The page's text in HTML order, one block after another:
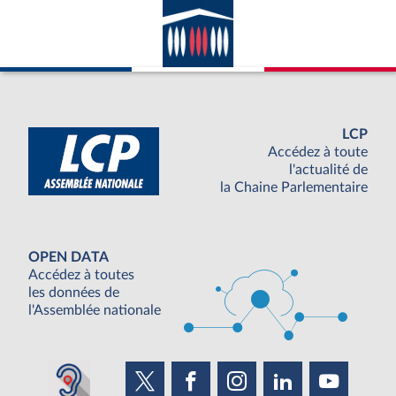
considéré à l’ONU.
LCP
Accédez à toute
l'actualité de
la Chaine Parlementaire
OPEN DATA
Accédez à toutes
les données de
l'Assemblée nationale